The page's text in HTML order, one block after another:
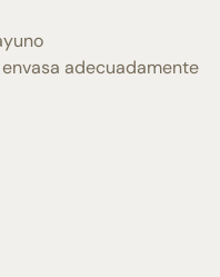
adecuadamente